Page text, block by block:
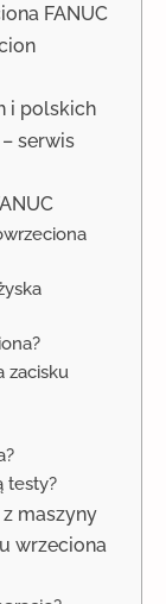
FANUC
i polskich
serwis
zacisku
testy?
maszyny
wrzeciona